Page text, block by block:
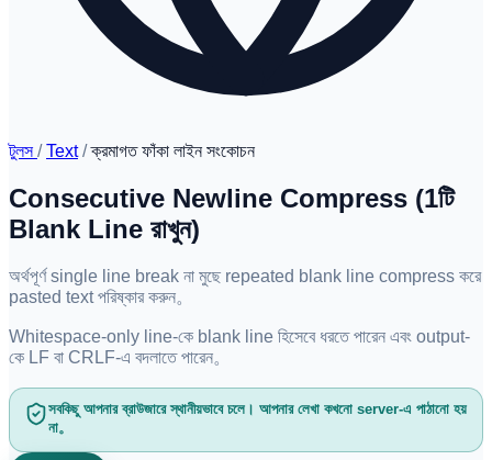
টুলস/ Text / ক্রমাগত ফাঁকা লাইন সংকোচন
Consecutive Newline Compress (1টি
Blank Line রাখুন)
অর্থপূর্ণ single line break না মুছে repeated blank line compress করে
pasted text পরিষ্কার করুন。
Whitespace-only line-কে blank line হিসেবে ধরতে পারেন এবং output-
কে LF বা CRLF-এ বদলাতে পারেন。
সবকিছু আপনার ব্রাউজারে স্থানীয়ভাবে চলে। আপনার লেখা কখনো server-এ পাঠানো হয়
না。